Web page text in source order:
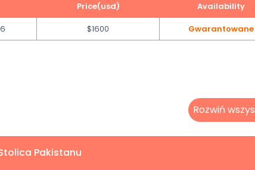
Price(usd)
Availability
$1600 Gwarantowane
Rozwiń
Pakistanu